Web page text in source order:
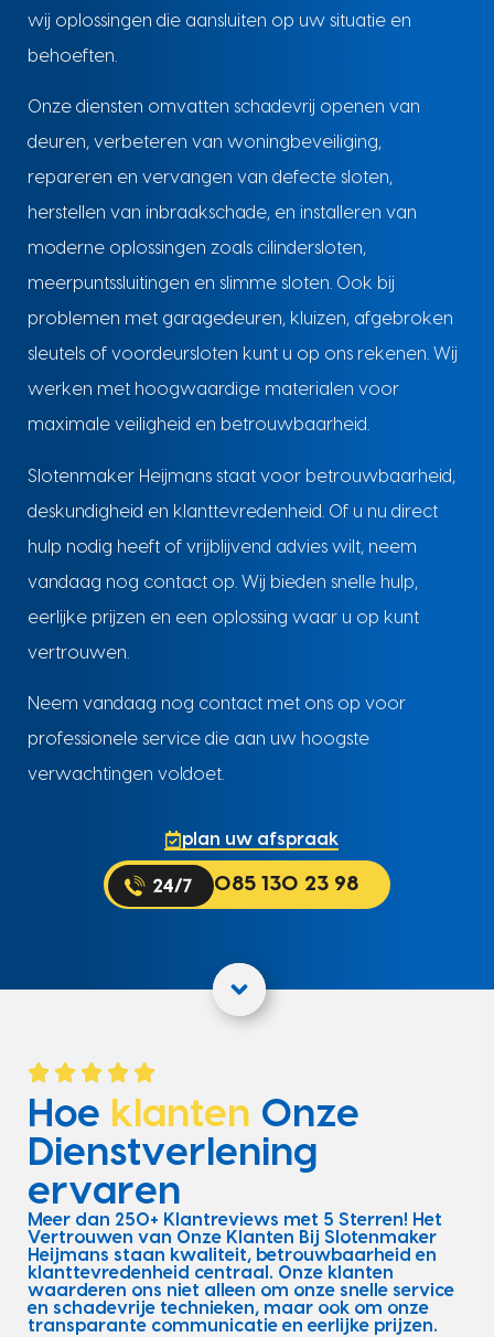
wij oplossingen die aansluiten op uw situatie en
behoeften.
Onze diensten omvatten schadevrij openen van
deuren, verbeteren van woningbeveiliging,
repareren en vervangen van defecte sloten,
herstellen van inbraakschade, en installeren van
moderne oplossingen zoals cilindersloten,
meerpuntssluitingen en slimme sloten. Ook bij
problemen met garagedeuren, kluizen, afgebroken
sleutels of voordeursloten kunt u op ons rekenen. Wij
werken met hoogwaardige materialen voor
maximale veiligheid en betrouwbaarheid.
Slotenmaker Heijmans staat voor betrouwbaarheid,
deskundigheid en klanttevredenheid. Of u nu direct
hulp nodig heeft of vrijblijvend advies wilt, neem
vandaag nog contact op. Wij bieden snelle hulp,
eerlijke prijzen en een oplossing waar u op kunt
vertrouwen.
Neem vandaag nog contact met ons op voor
professionele service die aan uw hoogste
verwachtingen voldoet.
plan uw afspraak
085 130 23 98
Hoe klanten Onze
Dienstverlening
ervaren
Meer dan 250+ Klantreviews met 5 Sterren! Het
Vertrouwen van Onze Klanten Bij Slotenmaker
Heijmans staan kwaliteit, betrouwbaarheid en
klanttevredenheid centraal. Onze klanten
waarderen ons niet alleen om onze snelle service
en schadevrije technieken, maar ook om onze
transparante communicatie en eerlijke prijzen.